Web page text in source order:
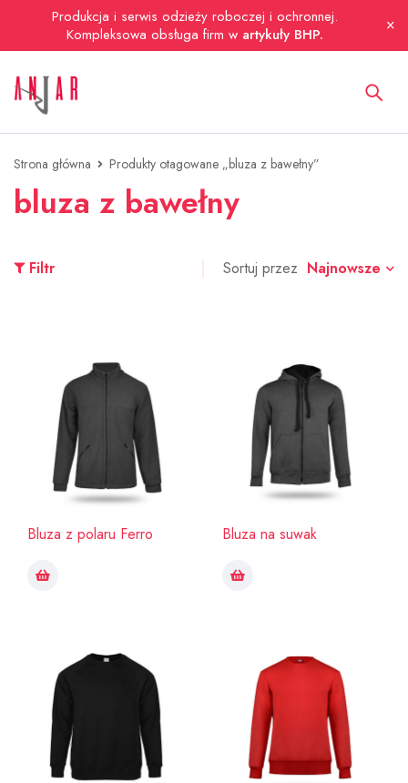
Produkcja i serwis odzieży roboczej i ochronnej.
Kompleksowa obsługa firm w artykuły BHP.
Strona główna Produkty otagowane „bluza z bawełny”
bluza z bawełny
Filtr Sortuj przez Najnowsze
Bluza z polaru Ferro Bluza na suwak